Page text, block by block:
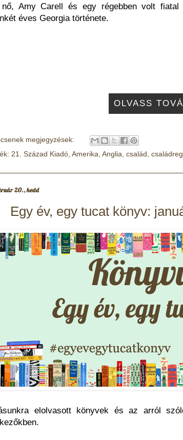
Amy Carell és egy régebben volt
éves Georgia története.
OLVASS
megjegyzések:
21. Század Kiadó Amerika Anglia család
20., kedd
Egy év, egy tucat könyv:
elolvasott könyvek és az arról